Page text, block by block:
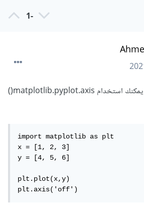
-1
اذا أردت حذف المحورين يمكنك استخدام matplotlib.pyplot.axis()
import matplotlib as plt
x = [1, 2, 3]
y = [4, 5, 6]
plt.plot(x,y)
plt.axis('off')